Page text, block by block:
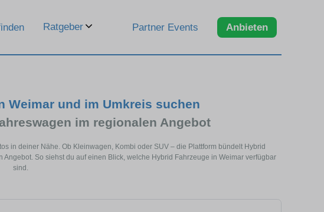
Ratgeber Partner Events Anbieten
Weimar und im Umkreis suchen
im regionalen Angebot
in deiner Nähe. Ob Kleinwagen, Kombi oder SUV – die Plattform bündelt Hybrid
So siehst du auf einen Blick, welche Hybrid Fahrzeuge in Weimar verfügbar
sind.